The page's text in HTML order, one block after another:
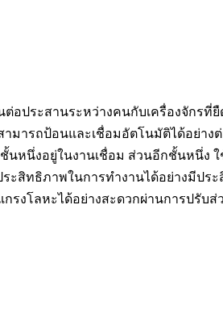
อประสานระหว่างคนกับเครื่องจักรที่
มารถป้อนและเชื่อมอัตโนมัติได้อย่าง
หนึ่งอยู่ในงานเชื่อม ส่วนอีกชั้นหนึ่ง ใ
ะสิทธิภาพในการทำงานได้อย่างมีปร
รงโลหะได้อย่างสะดวกผ่านการปรับส่